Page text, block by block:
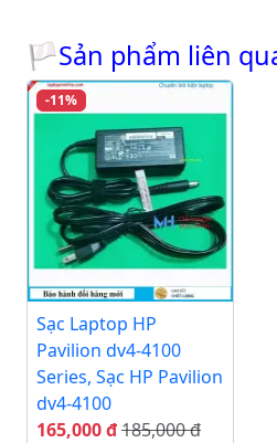
🏳Sản phẩm liên
-11%
Sạc Laptop HP
Pavilion dv4-4100
Series, Sạc HP Pavilion
dv4-4100
165,000 đ185,000 đ